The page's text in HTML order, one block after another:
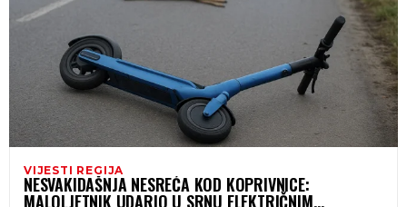
VIJESTI REGIJA
NESVAKIDAŠNJA NESREĆA KOD KOPRIVNICE:
MALOLJETNIK UDARIO U SRNU ELEKTRIČNIM